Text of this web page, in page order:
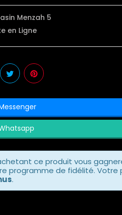
Menzah 5
en Ligne
ce produit vous
programme de fidélité. Votre
.